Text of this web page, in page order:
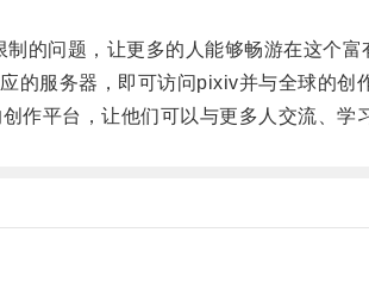
问题，让更多的人能够畅游在这个富
服务器，即可访问pixiv并与全球的创作
台，让他们可以与更多人交流、学